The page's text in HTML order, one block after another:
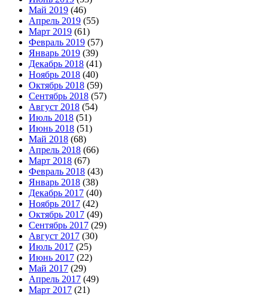
Май 2019 (46)
Апрель 2019 (55)
Март 2019 (61)
Февраль 2019 (57)
Январь 2019 (39)
Декабрь 2018 (41)
Ноябрь 2018 (40)
Октябрь 2018 (59)
Сентябрь 2018 (57)
Август 2018 (54)
Июль 2018 (51)
Июнь 2018 (51)
Май 2018 (68)
Апрель 2018 (66)
Март 2018 (67)
Февраль 2018 (43)
Январь 2018 (38)
Декабрь 2017 (40)
Ноябрь 2017 (42)
Октябрь 2017 (49)
Сентябрь 2017 (29)
Август 2017 (30)
Июль 2017 (25)
Июнь 2017 (22)
Май 2017 (29)
Апрель 2017 (49)
Март 2017 (21)